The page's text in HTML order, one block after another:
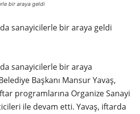
bir araya geldi
sanayicilerle bir araya geldi
sanayicilerle bir araya
Başkanı Mansur Yavaş,
programlarına Organize Sanayi
ile devam etti. Yavaş, iftarda